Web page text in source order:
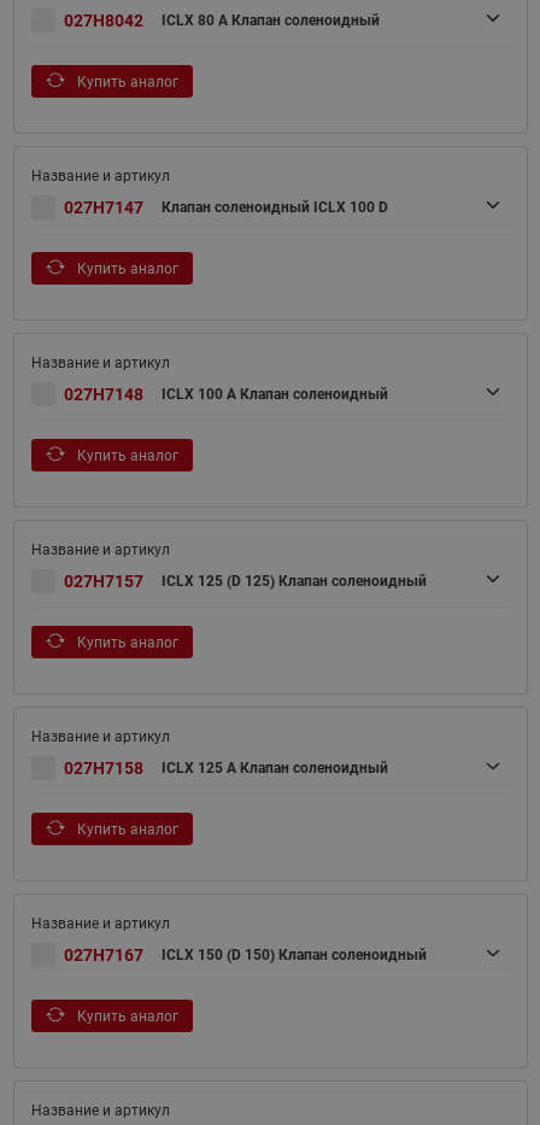
027H8042 ICLX 80 A Клапан соленоидный
Купить аналог
027H7147 Клапан соленоидный ICLX 100 D
Купить аналог
027H7148 ICLX 100 A Клапан соленоидный
Купить аналог
027H7157 ICLX 125 (D 125) Клапан соленоидный
Купить аналог
027H7158 ICLX 125 A Клапан соленоидный
Купить аналог
027H7167 ICLX 150 (D 150) Клапан соленоидный
Купить аналог